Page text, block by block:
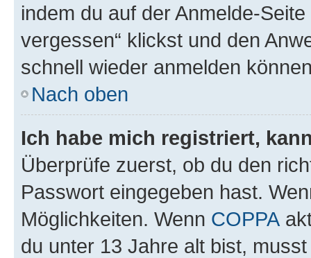
indem du auf der Anmelde-
vergessen“ klickst und den
schnell wieder anmelden
Nach oben
Ich habe mich registriert,
Überprüfe zuerst, ob du den
Passwort eingegeben hast.
Möglichkeiten. Wenn COPPA
du unter 13 Jahre alt bist,